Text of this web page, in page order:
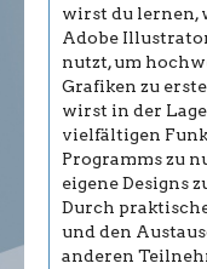
wirst du lernen,
Adobe
nutzt, um
Grafiken zu
wirst in der
vielfältigen
Programms zu
eigene Designs
Durch
und den
anderen